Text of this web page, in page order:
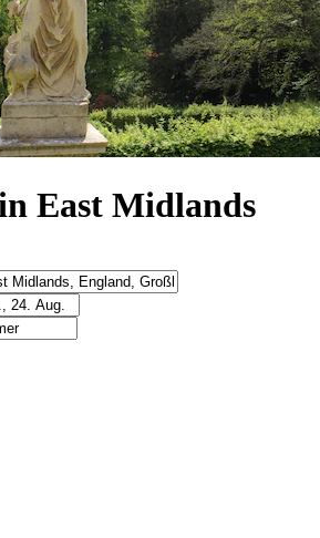
East Midlands